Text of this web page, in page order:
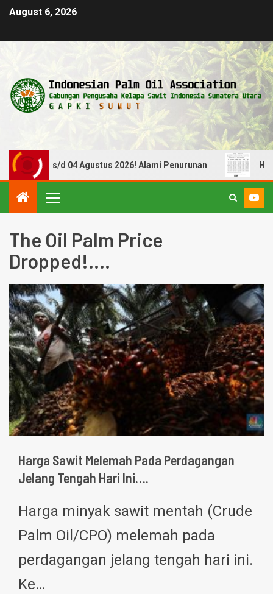
August 6, 2026
29 Juli s/d 04 Agustus 2026! Alami Penurunan
The Oil Palm Price
Dropped!….
Harga Sawit Melemah Pada Perdagangan
Jelang Tengah Hari Ini….
Harga minyak sawit mentah (Crude
Palm Oil/CPO) melemah pada
perdagangan jelang tengah hari ini.
Ke…